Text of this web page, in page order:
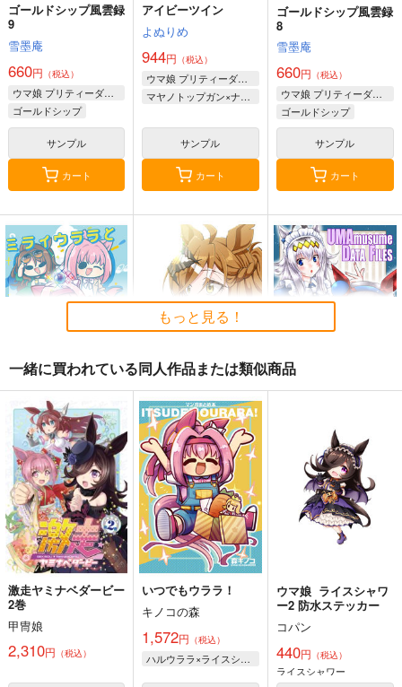
ゴールドシップ風雲録
9
雪墨庵
660円 （税込）
ウマ娘 プリティーダービー
ゴールドシップ
ラッキーライラック
マルシュロレーヌ
サンプル
カート
アイビーツイン
よぬりめ
944円 （税込）
ウマ娘 プリティーダービー
マヤノトップガン×ナリタブライアン
サンプル
カート
ゴールドシップ風雲録
8
雪墨庵
660円 （税込）
ウマ娘 プリティーダービー
ゴールドシップ
ステイゴールド
フェノーメノ
サンプル
カート
ミライウララとイマウ
ララ
キノコの森
1,572円（税込）
ウマ娘 プリティーダービー
ハルウララ
キングヘイロー
ライスシャワー
サンプル
カート
もしかしてもしかして
鈍色
787円 （税込）
ジャングルポケット×アグネスタキオン
サンプル
カート
茶々組・竜姐会＆初心
円（税込）
オグリキャップ
カート
もっと見る！
一緒に買われている同人作品または類似商品
激走ヤミナベダービー
2巻
甲冑娘
2,310円 （税込）
いつでもウララ！
キノコの森
1,572円 （税込）
ハルウララ×ライスシャワー
ウマ娘 ライスシャワ
ー2 防水ステッカー
コパン
440円 （税込）
ライスシャワー